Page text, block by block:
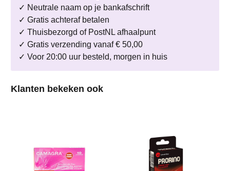
✓ Neutrale naam op je bankafschrift
✓ Gratis achteraf betalen
✓ Thuisbezorgd of PostNL afhaalpunt
✓ Gratis verzending vanaf € 50,00
✓ Voor 20:00 uur besteld, morgen in huis
Productgalerij overslaan
Klanten bekeken ook